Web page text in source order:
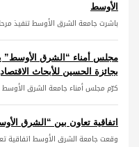
الأوسط
باشرت جامعة الشرق الأوسط تنفيذ
مجلس أمناء “الشرق الأوسط”
بجائزة الحسين للأبحاث
كرّم مجلس أمناء جامعة الشرق
اتفاقية تعاون بين “الشرق
وقعت جامعة الشرق الأوسط اتفاقية